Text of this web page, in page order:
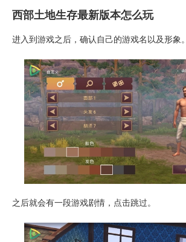
西部土地生存最新版本怎么玩
进入到游戏之后，确认自己的游戏名以及形象。
之后就会有一段游戏剧情，点击跳过。